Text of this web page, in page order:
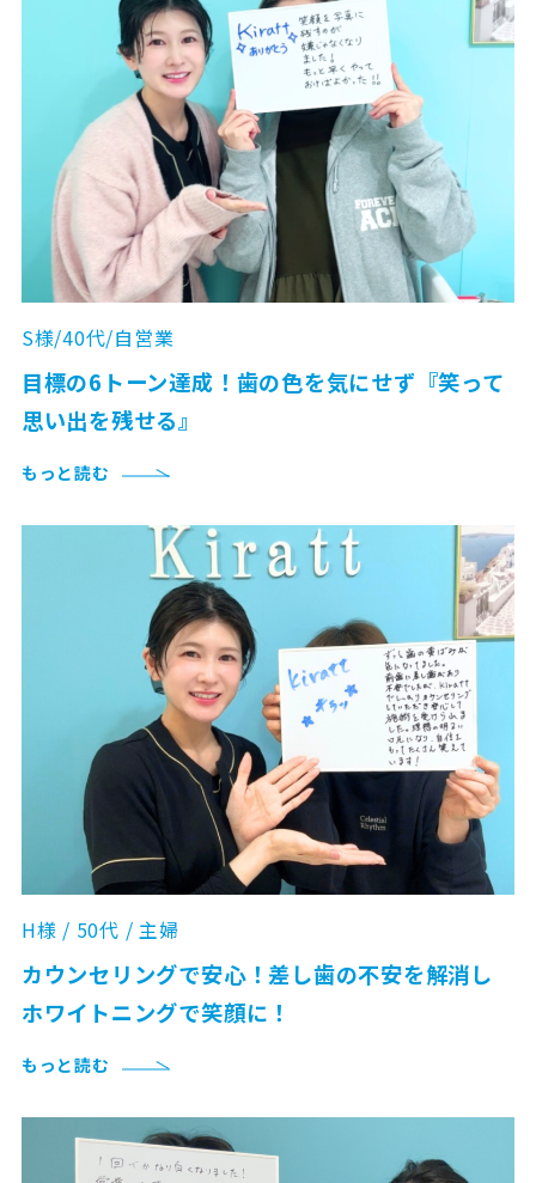
S様/40代/自営業
目標の6トーン達成！歯の色を気にせず『笑って
思い出を残せる』
もっと読む
H様 / 50代 / 主婦
カウンセリングで安心！差し歯の不安を解消し
ホワイトニングで笑顔に！
もっと読む